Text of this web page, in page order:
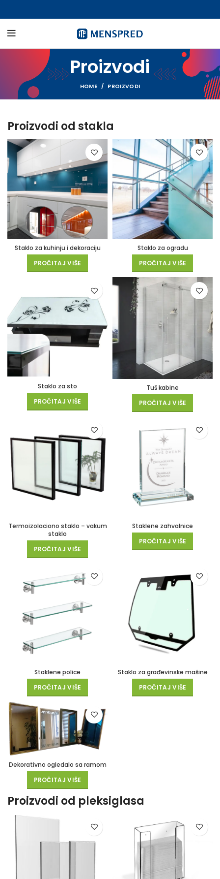
Proizvodi
HOME PROIZVODI
Proizvodi od stakla
Staklo za kuhinju i dekoraciju
PROČITAJ VIŠE
Staklo za ogradu
PROČITAJ VIŠE
Staklo za sto
PROČITAJ VIŠE
Tuš kabine
PROČITAJ VIŠE
Termoizolaciono staklo – vakum
staklo
PROČITAJ VIŠE
Staklene zahvalnice
PROČITAJ VIŠE
Staklene police
PROČITAJ VIŠE
Staklo za građevinske mašine
PROČITAJ VIŠE
Dekorativno ogledalo sa ramom
PROČITAJ VIŠE
Proizvodi od pleksiglasa